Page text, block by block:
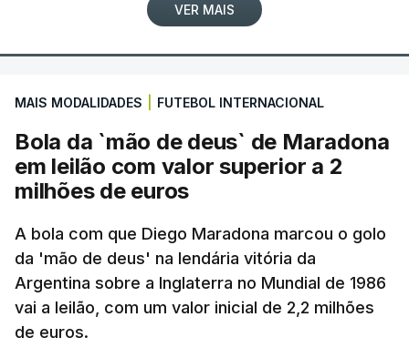
VER MAIS
MAIS MODALIDADES FUTEBOL INTERNACIONAL
Bola da `mão de deus` de Maradona
em leilão com valor superior a 2
milhões de euros
A bola com que Diego Maradona marcou o golo
da 'mão de deus' na lendária vitória da
Argentina sobre a Inglaterra no Mundial de 1986
vai a leilão, com um valor inicial de 2,2 milhões
de euros.